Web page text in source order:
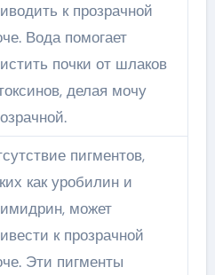
к прозрачной
Вода помогает
почки от шлаков
делая мочу
пигментов,
как уробилин и
может
к прозрачной
Эти пигменты